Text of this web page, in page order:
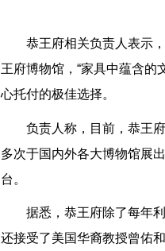
恭王府相关负责人表示
王府博物馆，“家具中蕴含的
心托付的极佳选择。
负责人称，目前，恭王
多次于国内外各大博物馆展
台。
据悉，恭王府除了每年
还接受了美国华裔教授曾佑